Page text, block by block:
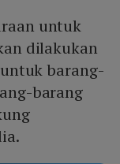
untuk
dilakukan
barang-
barang